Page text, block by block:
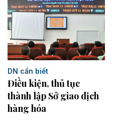
DN cần biết
Điều kiện, thủ tục
thành lập Sở giao dịch
hàng hóa